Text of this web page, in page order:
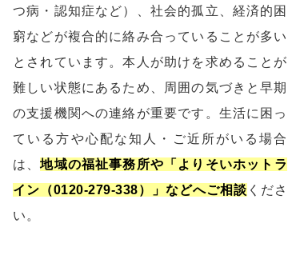
つ病・認知症など）、社会的孤立、経済的困
窮などが複合的に絡み合っていることが多い
とされています。本人が助けを求めることが
難しい状態にあるため、周囲の気づきと早期
の支援機関への連絡が重要です。生活に困っ
ている方や心配な知人・ご近所がいる場合
は、地域の福祉事務所や「よりそいホットラ
イン（0120-279-338）」などへご相談 くださ
い。